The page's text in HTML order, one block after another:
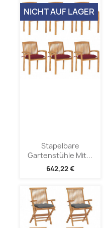
Stapelbare
Gartenstühle Mit...
642,22 €
NICHT AUF LAGER